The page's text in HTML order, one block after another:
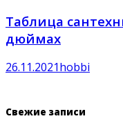
Таблица
дюймах
26.11.2021hobbi
Свежие записи